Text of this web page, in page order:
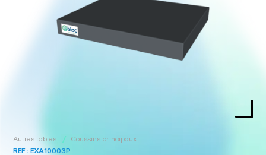
Autres tables /
Coussins principaux
REF :EXA10003P